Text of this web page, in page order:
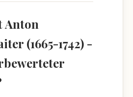
Anton
(1665-1742) -